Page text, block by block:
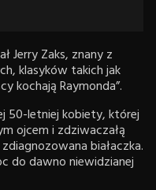
Jerry Zaks, znany z
klasyków takich jak
kochają Raymonda”.
50-letniej kobiety, której
ojcem i zdziwaczałą
białaczka.
do dawno niewidzianej